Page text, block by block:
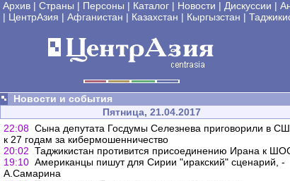
Архив | Страны | Персоны | Каталог | Новости | Дискуссии |
| ЦентрАзия | Афганистан | Казахстан | Кыргызстан |
Новости и события
Пятница, 21.04.2017
22:08 Сына депутата Госдумы Селезнева приговорили в
к 27 годам за кибермошенничество
20:02 Таджикистан противится присоединению Ирана к
19:10 Американцы пишут для Сирии "иракский" сценарий, -
А.Самарина